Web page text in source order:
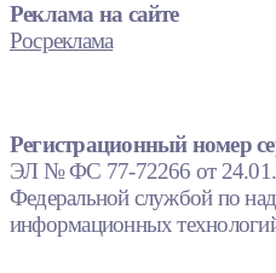
Реклама на сайте
Росреклама
Регистрационный номер
ЭЛ № ФС 77-72266 от
Федеральной службой по
информационных